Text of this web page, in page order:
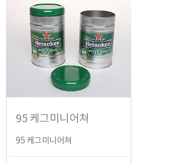
95 케그미니어쳐
95 케그미니어쳐